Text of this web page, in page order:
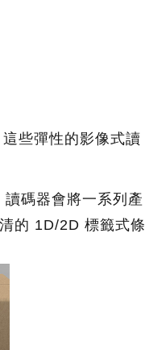
些彈性的影像式讀
碼器會將一系列產
的 1D/2D 標籤式條